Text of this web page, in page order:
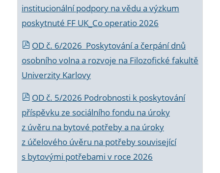
institucionální podpory na vědu a výzkum
poskytnuté FF UK_Co operatio 2026
OD č. 6/2026 Poskytování a čerpání dnů
osobního volna a rozvoje na Filozofické fakultě
Univerzity Karlovy
OD č. 5/2026 Podrobnosti k poskytování
příspěvku ze sociálního fondu na úroky
z úvěru na bytové potřeby a na úroky
z účelového úvěru na potřeby související
s bytovými potřebami v roce 2026